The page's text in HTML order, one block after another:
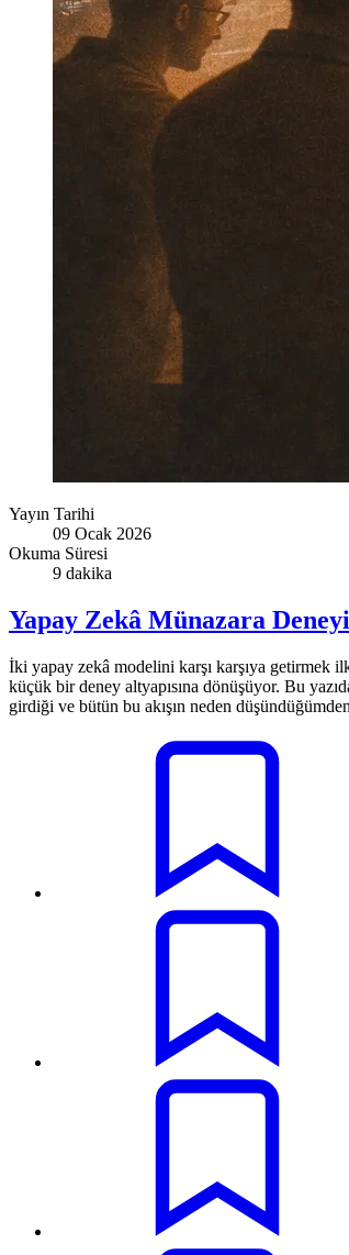
Yayın Tarihi
09 Ocak 2026
Okuma Süresi
9 dakika
Yapay Zekâ Münazara
İki yapay zekâ modelini karşı karşıya getirmek
küçük bir deney altyapısına dönüşüyor. Bu
girdiği ve bütün bu akışın neden